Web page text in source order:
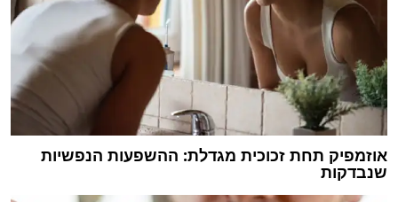
אוזמפיק תחת זכוכית מגדלת: ההשפעות הנפשיות
שנבדקות